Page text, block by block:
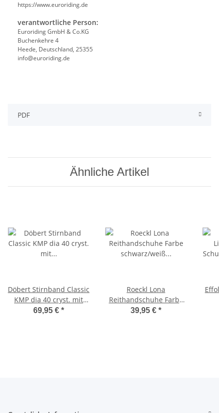
https://www.euroriding.de
verantwortliche Person:
Euroriding GmbH & Co.KG
Buchenkehre 4
Heede, Deutschland, 25355
info@euroriding.de
PDF
Ähnliche Artikel
Döbert Stirnband Classic
KMP dia 40 cryst. mit
Strasssteinen
69,95 € *
Roeckl Lona
Reithandschuhe Farbe
schwarz/weiß
39,95 € *